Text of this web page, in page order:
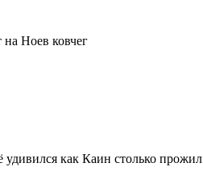
на Ноев ковчег
как Каин столько прожил